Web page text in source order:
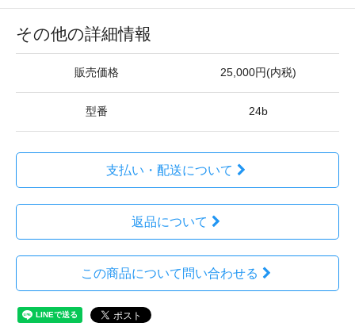
その他の詳細情報
販売価格 25,000円(内税)
型番 24b
支払い・配送について
返品について
この商品について問い合わせる